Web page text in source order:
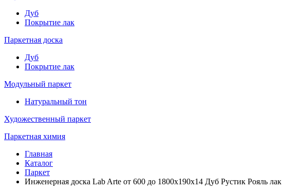
Дуб
Покрытие лак
Паркетная доска
Дуб
Покрытие лак
Модульный паркет
Натуральный тон
Художественный паркет
Паркетная химия
Главная
Каталог
Паркет
Инженерная доска Lab Arte от 600 до 1800х190х14 Дуб Рустик Рояль лак